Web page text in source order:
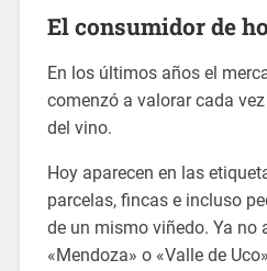
El consumidor de
En los últimos años el
comenzó a valorar cada
del vino.
Hoy aparecen en las
parcelas, fincas e incluso
de un mismo viñedo. Ya no
«Mendoza» o «Valle de